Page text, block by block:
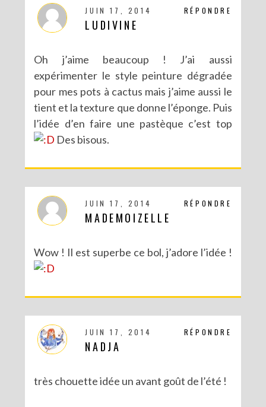
RÉPONDRE
JUIN 17, 2014
LUDIVINE
Oh j’aime beaucoup ! J’ai aussi
expérimenter le style peinture dégradée
pour mes pots à cactus mais j’aime aussi le
tient et la texture que donne l’éponge. Puis
l’idée d’en faire une pastèque c’est top
Des bisous.
RÉPONDRE
JUIN 17, 2014
MADEMOIZELLE
Wow ! Il est superbe ce bol, j’adore l’idée !
RÉPONDRE
JUIN 17, 2014
NADJA
très chouette idée un avant goût de l’été !